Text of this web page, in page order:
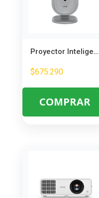
Proyector Inteligente VTA 70351 Android 2000 Lum
$675.290
COMPRAR